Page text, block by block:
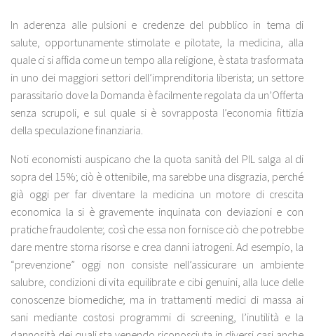
In aderenza alle pulsioni e credenze del pubblico in tema di
salute, opportunamente stimolate e pilotate, la medicina, alla
quale ci si affida come un tempo alla religione, è stata trasformata
in uno dei maggiori settori dell’imprenditoria liberista; un settore
parassitario dove la Domanda è facilmente regolata da un’Offerta
senza scrupoli, e sul quale si è sovrapposta l’economia fittizia
della speculazione finanziaria.
Noti economisti auspicano che la quota sanità del PIL salga al di
sopra del 15%; ciò è ottenibile, ma sarebbe una disgrazia, perché
già oggi per far diventare la medicina un motore di crescita
economica la si è gravemente inquinata con deviazioni e con
pratiche fraudolente; così che essa non fornisce ciò che potrebbe
dare mentre storna risorse e crea danni iatrogeni. Ad esempio, la
“prevenzione” oggi non consiste nell’assicurare un ambiente
salubre, condizioni di vita equilibrate e cibi genuini, alla luce delle
conoscenze biomediche; ma in trattamenti medici di massa ai
sani mediante costosi programmi di screening, l’inutilità e la